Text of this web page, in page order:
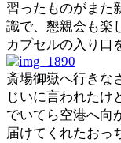
習ったものがまた
識で、懇親会も楽
カプセルの入り口
斎場御嶽へ行きな
じいに言われたけ
でいてら空港へ向
届けてくれたおっ